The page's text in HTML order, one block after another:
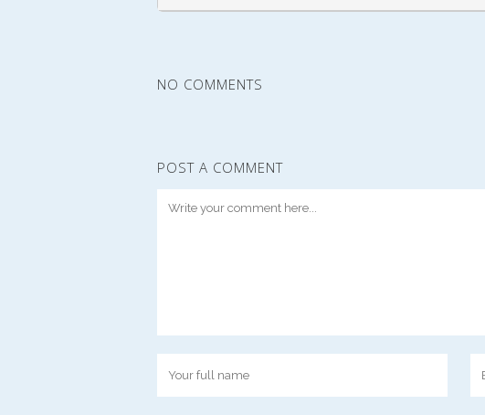
NO COMMENTS
POST A COMMENT